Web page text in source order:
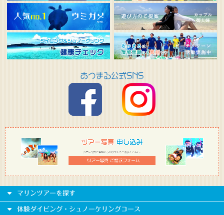
マリンツアーを探す
体験ダイビング・シュノーケリングコース